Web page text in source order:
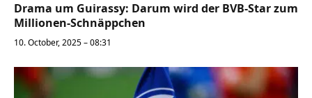
Drama um Guirassy: Darum wird der BVB-Star zum
Millionen-Schnäppchen
10. October, 2025 – 08:31